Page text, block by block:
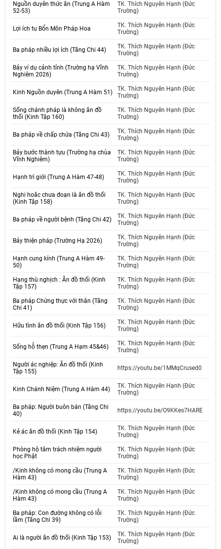
Nguồn duyên thức ăn (Trung A Hàm
52-53)
TK. Thích Nguyên Hạnh (Đức
Trường)
Lợi ích tu Bổn Môn Pháp Hoa
TK. Thích Nguyên Hạnh (Đức
Trường)
Ba pháp nhiều lợi ích (Tăng Chi 44)
TK. Thích Nguyên Hạnh (Đức
Trường)
Bảy ví dụ cảnh tỉnh (Trường hạ Vĩnh
Nghiêm 2026)
TK. Thích Nguyên Hạnh (Đức
Trường)
Kinh Nguồn duyên (Trung A Hàm 51)
TK. Thích Nguyên Hạnh (Đức
Trường)
Sống chánh pháp là không ăn đồ
thối (Kinh Tập 160)
TK. Thích Nguyên Hạnh (Đức
Trường)
Ba pháp về chấp chứa (Tăng Chi 43)
TK. Thích Nguyên Hạnh (Đức
Trường)
Bảy bước thành tựu (Trường hạ chùa
Vĩnh Nghiêm)
TK. Thích Nguyên Hạnh (Đức
Trường)
Hạnh trì giới (Trung A Hàm 47-48)
TK. Thích Nguyên Hạnh (Đức
Trường)
Nghi hoăc chưa đoạn là ăn đồ thối
(Kinh Tập 158)
TK. Thích Nguyên Hạnh (Đức
Trường)
Ba pháp về người bệnh (Tăng Chi 42)
TK. Thích Nguyên Hạnh (Đức
Trường)
Bảy thiện pháp (Trường Hạ 2026)
TK. Thích Nguyên Hạnh (Đức
Trường)
Hạnh cung kính (Trung A Hàm 49-
50)
TK. Thích Nguyên Hạnh (Đức
Trường)
Hạng thù nghịch : Ăn đồ thối (Kinh
Tập 157)
TK. Thích Nguyên Hạnh (Đức
Trường)
Ba pháp Chứng thực với thân (Tăng
Chi 41)
TK. Thích Nguyên Hạnh (Đức
Trường)
Hữu tình ăn đồ thối (Kinh Tập 156)
TK. Thích Nguyên Hạnh (Đức
Trường)
Sống hỗ thẹn (Trung A Hạm 45&46)
TK. Thích Nguyên Hạnh (Đức
Trường)
Người ác nghiệp: Ăn đồ thối (Kinh
Tập 155)
https://youtu.be/1MMqCrused0
Kinh Chánh Niệm (Trung A Hàm 44)
TK. Thích Nguyên Hạnh (Đức
Trường)
Ba pháp: Người buôn bán (Tăng Chi
40)
https://youtu.be/O9KKes7HARE
Kẻ ác ăn đồ thối (Kinh Tập 154)
TK. Thích Nguyên Hạnh (Đức
Trường)
Phòng hộ tâm trách nhiệm người
học Phật
TK. Thích Nguyên Hạnh (Đức
Trường)
/Kinh không có mong cầu (Trung A
Hàm 43)
TK. Thích Nguyên Hạnh (Đức
Trường)
/Kinh không có mong cầu (Trung A
Hàm 43)
TK. Thích Nguyên Hạnh (Đức
Trường)
Ba pháp: Con đường không có lỗi
lầm (Tăng Chi 39)
TK. Thích Nguyên Hạnh (Đức
Trường)
Ai là người ăn đồ thối (Kinh Tập 153)
TK. Thích Nguyên Hạnh (Đức
Trường)